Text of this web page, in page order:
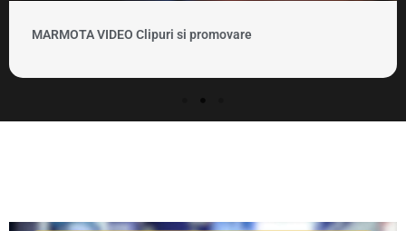
MARMOTA VIDEO Clipuri si promovare